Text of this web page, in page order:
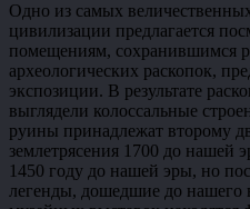
Одно из самых
цивилизации предлагается
помещениям, сохранившимся
археологических раскопок,
экспозиции. В результате
выглядели колоссальные
руины принадлежат второму
землетрясения 1700 до нашей
1450 году до нашей эры, но
легенды, дошедшие до нашего